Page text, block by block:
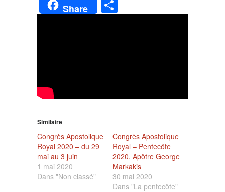
Share
Similaire
Congrès Apostolique
Royal 2020 – du 29
mai au 3 juin
1 mai 2020
Dans "Non classé"
Congrès Apostolique
Royal – Pentecôte
2020. Apôtre George
Markakis
30 mai 2020
Dans "La pentecôte"